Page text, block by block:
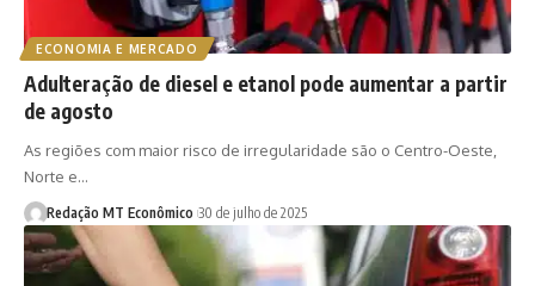
ECONOMIA E MERCADO
Adulteração de diesel e etanol pode aumentar a partir
de agosto
As regiões com maior risco de irregularidade são o Centro-Oeste,
Norte e…
Redação MT Econômico 30 de julho de 2025